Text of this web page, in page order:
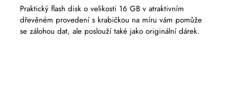
Praktický flash disk o velikosti 16 GB v atraktivním
dřevěném provedení s krabičkou na míru vám pomůže
se zálohou dat, ale poslouží také jako originální dárek.